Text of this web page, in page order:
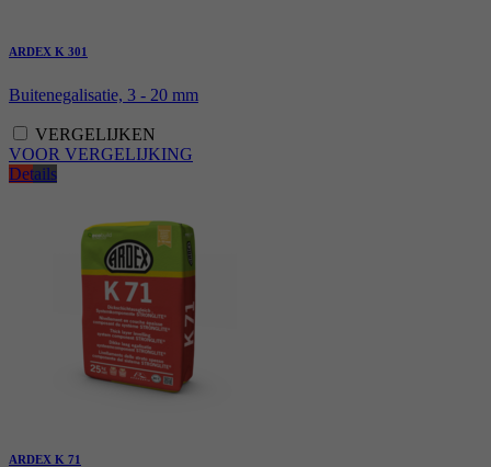
ARDEX K 301
Buitenegalisatie, 3 - 20 mm
VERGELIJKEN
VOOR VERGELIJKING
Details
ARDEX K 71